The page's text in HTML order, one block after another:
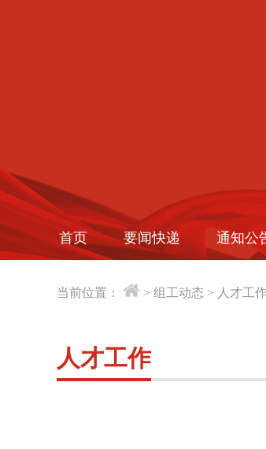
首页 要闻快递 通知公
当前位置： > 组工动态 > 人才工
人才工作